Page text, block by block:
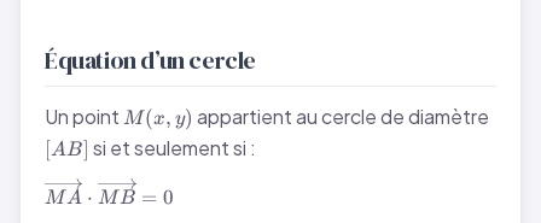
Équation d’un cercle
Un point M(x,
y)
M(x, y) appartient au cercle de diamètre
[AB] si et seulement si :
\overrightarrow{MA}
MA ⋅ MB = 0